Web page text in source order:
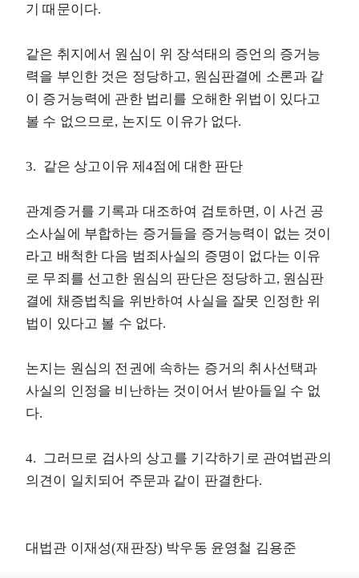
기 때문이다.
같은 취지에서 원심이 위 장석태의 증언의 증거능
력을 부인한 것은 정당하고, 원심판결에 소론과 같
이 증거능력에 관한 법리를 오해한 위법이 있다고
볼 수 없으므로, 논지도 이유가 없다.
3. 같은 상고이유 제4점에 대한 판단
관계증거를 기록과 대조하여 검토하면, 이 사건 공
소사실에 부합하는 증거들을 증거능력이 없는 것이
라고 배척한 다음 범죄사실의 증명이 없다는 이유
로 무죄를 선고한 원심의 판단은 정당하고, 원심판
결에 채증법칙을 위반하여 사실을 잘못 인정한 위
법이 있다고 볼 수 없다.
논지는 원심의 전권에 속하는 증거의 취사선택과
사실의 인정을 비난하는 것이어서 받아들일 수 없
다.
4. 그러므로 검사의 상고를 기각하기로 관여법관의
의견이 일치되어 주문과 같이 판결한다.
대법관 이재성(재판장) 박우동 윤영철 김용준